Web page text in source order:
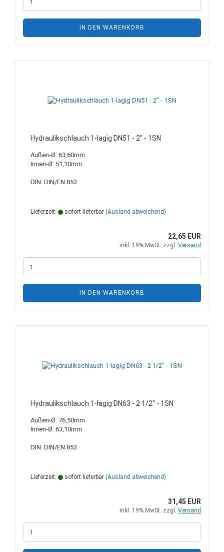
IN DEN WARENKORB
Hydraulikschlauch 1-lagig DN51 - 2" - 1SN
Außen-Ø: 63,60mm
Innen-Ø: 51,10mm
DIN: DIN/EN 853
Lieferzeit: sofort lieferbar (Ausland abweichend)
22,65 EUR
inkl. 19% MwSt. zzgl. Versand
IN DEN WARENKORB
Hydraulikschlauch 1-lagig DN63 - 2 1/2" - 1SN
Außen-Ø: 76,50mm
Innen-Ø: 63,10mm
DIN: DIN/EN 853
Lieferzeit: sofort lieferbar (Ausland abweichend)
31,45 EUR
inkl. 19% MwSt. zzgl. Versand